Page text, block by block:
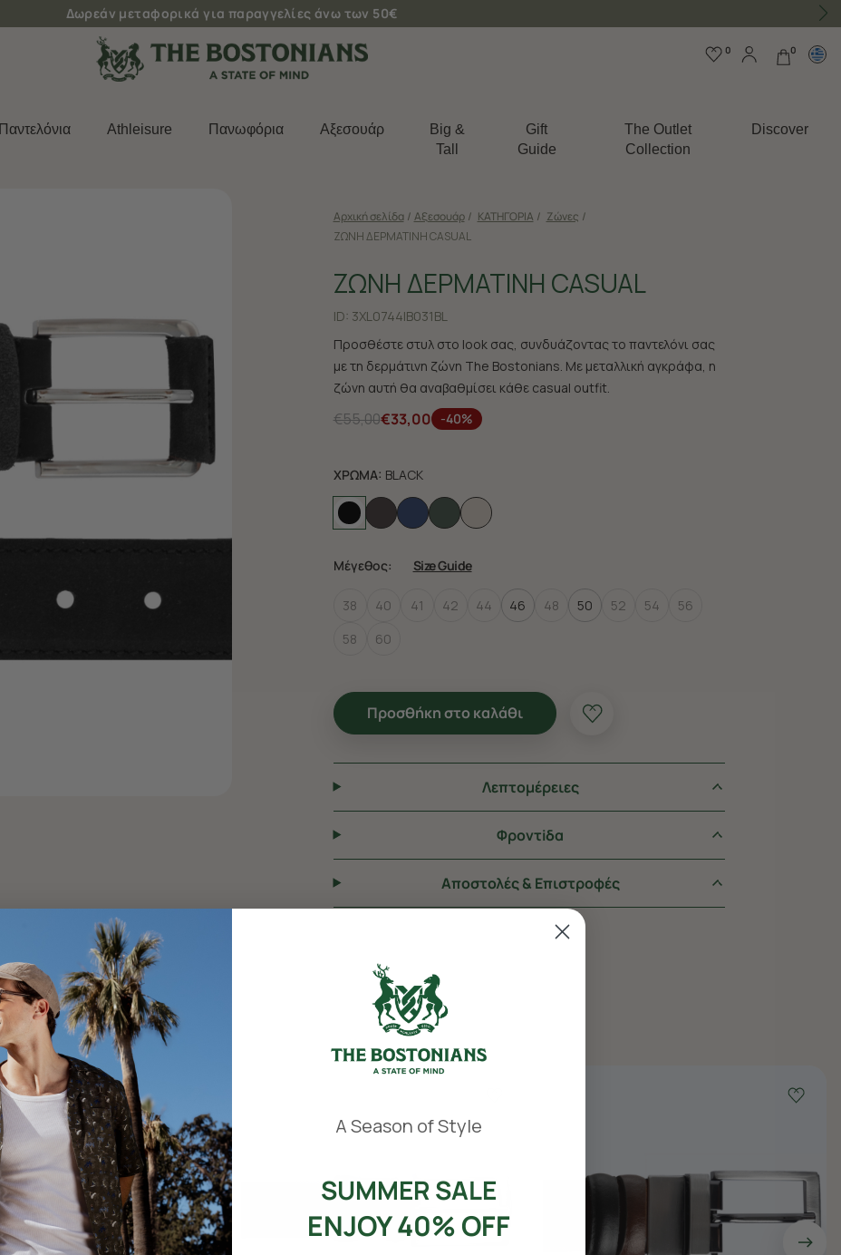
Δωρεάν μεταφορικά για παραγγελίες άνω των 50€
0 0
Παντελόνια Athleisure Πανωφόρια Aξεσουάρ
Big &
Tall
Gift
Guide
The Outlet
Collection
Discover
Αρχική σελίδα / Aξεσουάρ / ΚΑΤΗΓΟΡΙΑ / Ζώνες /
ΖΩΝΗ ΔΕΡΜΑΤΙΝΗ CASUAL
ΖΩΝΗ ΔΕΡΜΑΤΙΝΗ CASUAL
ID: 3XL0744|B031BL
Προσθέστε στυλ στο look σας, συνδυάζοντας το παντελόνι σας
με τη δερμάτινη ζώνη The Bostonians. Με μεταλλική αγκράφα, η
ζώνη αυτή θα αναβαθμίσει κάθε casual outfit.
€55,00€33,00 -40%
ΧΡΩΜΑ: BLACK
Μέγεθος: Size Guide
38 40 41 42 44 46 48 50 52 54
56
58
60
Προσθήκη στο καλάθι
Λεπτομέρειες
Φροντiδα
Αποστολές & Επιστροφές
A Season of Style
SUMMER SALE
ENJOY 40% OFF